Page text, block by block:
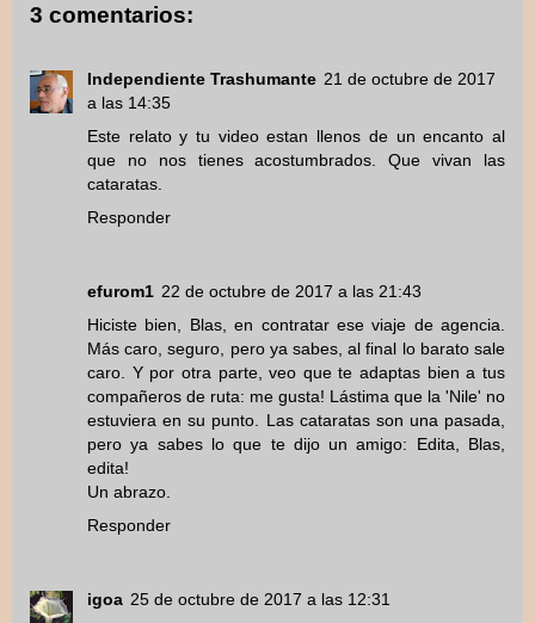
3 comentarios:
Independiente Trashumante 21 de octubre de 2017
a las 14:35
Este relato y tu video estan llenos de un encanto al
que no nos tienes acostumbrados. Que vivan las
cataratas.
Responder
efurom1 22 de octubre de 2017 a las 21:43
Hiciste bien, Blas, en contratar ese viaje de agencia.
Más caro, seguro, pero ya sabes, al final lo barato sale
caro. Y por otra parte, veo que te adaptas bien a tus
compañeros de ruta: me gusta! Lástima que la 'Nile' no
estuviera en su punto. Las cataratas son una pasada,
pero ya sabes lo que te dijo un amigo: Edita, Blas,
edita!
Un abrazo.
Responder
igoa 25 de octubre de 2017 a las 12:31